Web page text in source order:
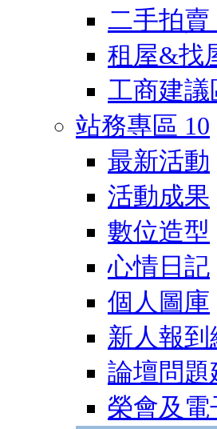
二手拍賣
租屋&找
工商建議
站務專區 10
最新活動
活動成果
數位造型
心情日記
個人圖庫
新人報到
論壇問題
榮會及